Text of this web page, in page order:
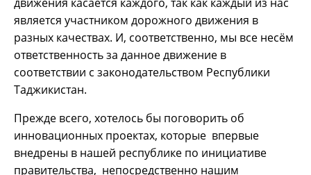
является участником дорожного движения в
разных качествах. И, соответственно, мы все несём
ответственность за данное движение в
соответствии с законодательством Республики
Таджикистан.
Прежде всего, хотелось бы поговорить об
инновационных проектах, которые впервые
внедрены в нашей республике по инициативе
правительства, непосредственно нашим